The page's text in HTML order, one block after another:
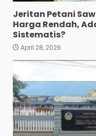
Jeritan Petani
Harga Rendah,
Sistematis?
April 28, 2026